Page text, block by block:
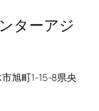
ターアジ
旭町1-15-8県央